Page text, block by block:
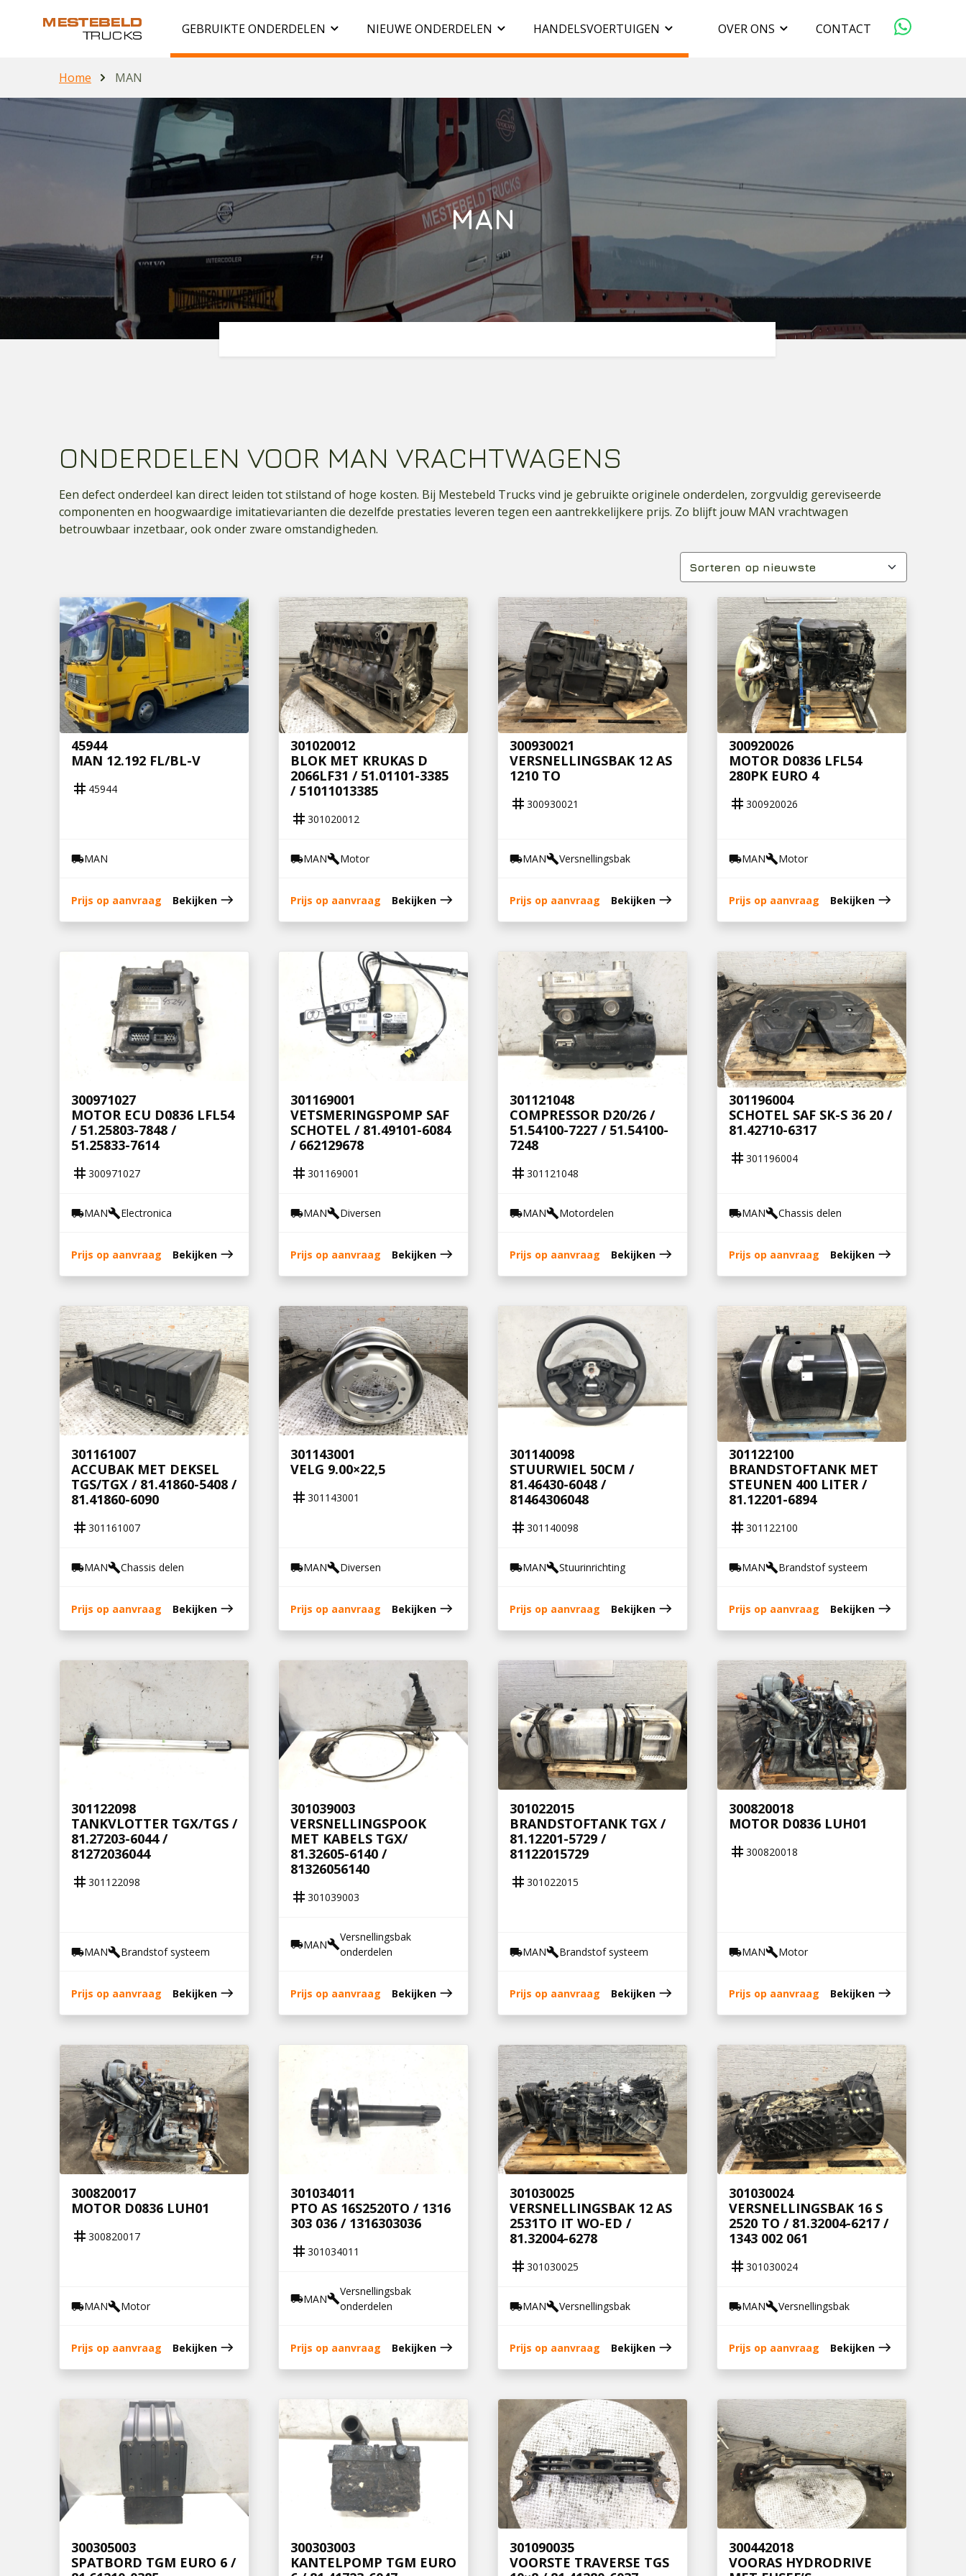
GEBRUIKTE ONDERDELEN NIEUWE ONDERDELEN HANDELSVOERTUIGEN OVER ONS
VERKOPEN
WERKEN BIJ
CONTACT
Home MAN
MAN
ONDERDELEN VOOR MAN VRACHTWAGENS
Een defect onderdeel kan direct leiden tot stilstand of hoge kosten. Bij Mestebeld Trucks vind je gebruikte originele onderdelen, zorgvuldig gereviseerde
componenten en hoogwaardige imitatievarianten die dezelfde prestaties leveren tegen een aantrekkelijkere prijs. Zo blijft jouw MAN vrachtwagen
betrouwbaar inzetbaar, ook onder zware omstandigheden.
45944
MAN 12.192 FL/BL-V
tag 45944
local_shippingMAN
Prijs op aanvraag Bekijken east
301020012
BLOK MET KRUKAS D
2066LF31 / 51.01101-3385
/ 51011013385
tag 301020012
local_shippingMANbuildMotor
Prijs op aanvraag Bekijken east
300930021
VERSNELLINGSBAK 12 AS
1210 TO
tag 300930021
local_shippingMANbuildVersnellingsbak
Prijs op aanvraag Bekijken east
300920026
MOTOR D0836 LFL54
280PK EURO 4
tag 300920026
local_shippingMANbuildMotor
Prijs op aanvraag Bekijken east
300971027
MOTOR ECU D0836 LFL54
/ 51.25803-7848 /
51.25833-7614
tag 300971027
local_shippingMANbuildElectronica
Prijs op aanvraag Bekijken east
301169001
VETSMERINGSPOMP SAF
SCHOTEL / 81.49101-6084
/ 662129678
tag 301169001
local_shippingMANbuildDiversen
Prijs op aanvraag Bekijken east
301121048
COMPRESSOR D20/26 /
51.54100-7227 / 51.54100-
7248
tag 301121048
local_shippingMANbuildMotordelen
Prijs op aanvraag Bekijken east
301196004
SCHOTEL SAF SK-S 36 20 /
81.42710-6317
tag 301196004
local_shippingMANbuildChassis delen
Prijs op aanvraag Bekijken east
301161007
ACCUBAK MET DEKSEL
TGS/TGX / 81.41860-5408 /
81.41860-6090
tag 301161007
local_shippingMANbuildChassis delen
Prijs op aanvraag Bekijken east
301143001
VELG 9.00×22,5
tag 301143001
local_shippingMANbuildDiversen
Prijs op aanvraag Bekijken east
301140098
STUURWIEL 50CM /
81.46430-6048 /
81464306048
tag 301140098
local_shippingMANbuildStuurinrichting
Prijs op aanvraag Bekijken east
301122100
BRANDSTOFTANK MET
STEUNEN 400 LITER /
81.12201-6894
tag 301122100
local_shippingMANbuildBrandstof systeem
Prijs op aanvraag Bekijken east
301122098
TANKVLOTTER TGX/TGS /
81.27203-6044 /
81272036044
tag 301122098
local_shippingMANbuildBrandstof systeem
Prijs op aanvraag Bekijken east
301039003
VERSNELLINGSPOOK
MET KABELS TGX/
81.32605-6140 /
81326056140
tag 301039003
local_shippingMANbuild
Versnellingsbak
onderdelen
Prijs op aanvraag Bekijken east
301022015
BRANDSTOFTANK TGX /
81.12201-5729 /
81122015729
tag 301022015
local_shippingMANbuildBrandstof systeem
Prijs op aanvraag Bekijken east
300820018
MOTOR D0836 LUH01
tag 300820018
local_shippingMANbuildMotor
Prijs op aanvraag Bekijken east
300820017
MOTOR D0836 LUH01
tag 300820017
local_shippingMANbuildMotor
Prijs op aanvraag Bekijken east
301034011
PTO AS 16S2520TO / 1316
303 036 / 1316303036
tag 301034011
local_shippingMANbuild
Versnellingsbak
onderdelen
Prijs op aanvraag Bekijken east
301030025
VERSNELLINGSBAK 12 AS
2531TO IT WO-ED /
81.32004-6278
tag 301030025
local_shippingMANbuildVersnellingsbak
Prijs op aanvraag Bekijken east
301030024
VERSNELLINGSBAK 16 S
2520 TO / 81.32004-6217 /
1343 002 061
tag 301030024
local_shippingMANbuildVersnellingsbak
Prijs op aanvraag Bekijken east
300305003
SPATBORD TGM EURO 6 /
300303003
KANTELPOMP TGM EURO
301090035
VOORSTE TRAVERSE TGS
300442018
VOORAS HYDRODRIVE